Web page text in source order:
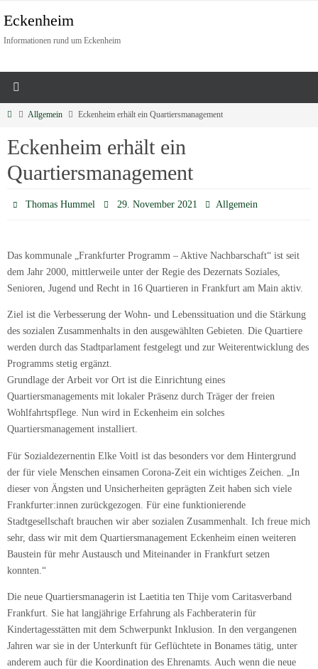
Eckenheim
Informationen rund um Eckenheim
Allgemein Eckenheim erhält ein Quartiersmanagement
Eckenheim erhält ein
Quartiersmanagement
Thomas Hummel 29. November 2021 Allgemein
Das kommunale „Frankfurter Programm – Aktive Nachbarschaft“ ist seit
dem Jahr 2000, mittlerweile unter der Regie des Dezernats Soziales,
Senioren, Jugend und Recht in 16 Quartieren in Frankfurt am Main aktiv.
Ziel ist die Verbesserung der Wohn- und Lebenssituation und die Stärkung
des sozialen Zusammenhalts in den ausgewählten Gebieten. Die Quartiere
werden durch das Stadtparlament festgelegt und zur Weiterentwicklung des
Programms stetig ergänzt.
Grundlage der Arbeit vor Ort ist die Einrichtung eines
Quartiersmanagements mit lokaler Präsenz durch Träger der freien
Wohlfahrtspflege. Nun wird in Eckenheim ein solches
Quartiersmanagement installiert.
Für Sozialdezernentin Elke Voitl ist das besonders vor dem Hintergrund
der für viele Menschen einsamen Corona-Zeit ein wichtiges Zeichen. „In
dieser von Ängsten und Unsicherheiten geprägten Zeit haben sich viele
Frankfurter:innen zurückgezogen. Für eine funktionierende
Stadtgesellschaft brauchen wir aber sozialen Zusammenhalt. Ich freue mich
sehr, dass wir mit dem Quartiersmanagement Eckenheim einen weiteren
Baustein für mehr Austausch und Miteinander in Frankfurt setzen
konnten.“
Die neue Quartiersmanagerin ist Laetitia ten Thije vom Caritasverband
Frankfurt. Sie hat langjährige Erfahrung als Fachberaterin für
Kindertagesstätten mit dem Schwerpunkt Inklusion. In den vergangenen
Jahren war sie in der Unterkunft für Geflüchtete in Bonames tätig, unter
anderem auch für die Koordination des Ehrenamts. Auch wenn die neue